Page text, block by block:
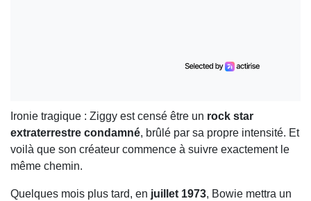
Ironie tragique : Ziggy est censé être un rock star
extraterrestre condamné, brûlé par sa propre intensité. Et
voilà que son créateur commence à suivre exactement le
même chemin.
Quelques mois plus tard, en juillet 1973, Bowie mettra un